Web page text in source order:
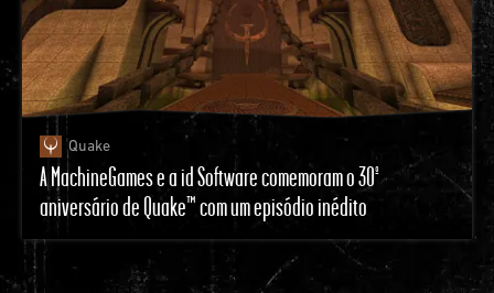
Quake
A MachineGames e a id Software comemoram o 30º
aniversário de Quake™ com um episódio inédito